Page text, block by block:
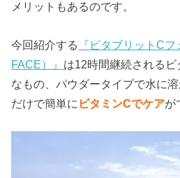
メリットもあるのです。
今回紹介する
『ビタブリットC
FACE）』 は12時間継続される
なもの、パウダータイプで水に
だけで簡単に ビタミンCでケアが